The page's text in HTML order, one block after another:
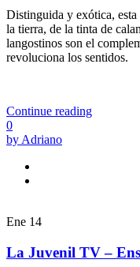
Distinguida y exótica, esta
la tierra, de la tinta de
langostinos son el
revoluciona los sentidos.
Continue reading
0
by Adriano
Ene 14
La Juvenil TV –